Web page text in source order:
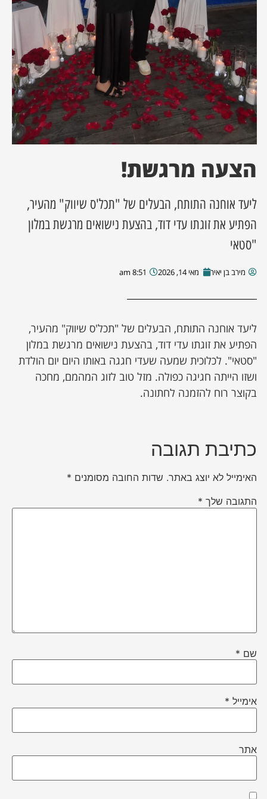
מסע מלחמה
השבוע
מקומית
הצעה מרגשת!
ליעד אוחנה התותח, הבעלים של "תכל'ס שיווק" מהעיר,
הפתיע את זוגתו עדי דוד, בהצעת נישואים מרגשת במלון
"סטאי
מירב בן יאיר מאי 14, 2026 8:51 am
ליעד אוחנה התותח, הבעלים של "תכל'ס שיווק" מהעיר,
הפתיע את זוגתו עדי דוד, בהצעת נישואים מרגשת במלון
"סטאי". לכלוכית שמעה שעדי חגגה באותו היום יום הולדת
ושזו הייתה חגיגה כפולה. מזל טוב לזוג המהמם, מחכה
בקוצר רוח להזמנה לחתונה.
כתיבת תגובה
האימייל לא יוצג באתר. שדות החובה מסומנים *
התגובה שלך *
שם *
אימייל *
אתר